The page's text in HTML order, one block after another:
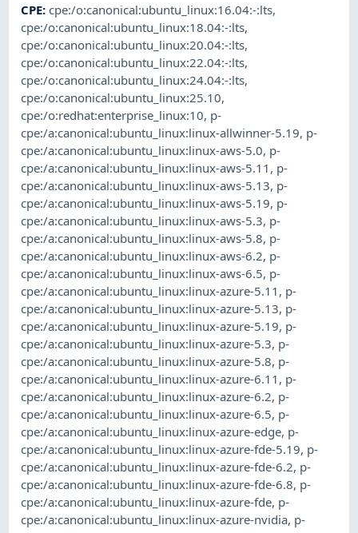
CPE:cpe:/o:canonical:ubuntu_linux:16.04:-:lts,
cpe:/o:canonical:ubuntu_linux:18.04:-:lts,
cpe:/o:canonical:ubuntu_linux:20.04:-:lts,
cpe:/o:canonical:ubuntu_linux:22.04:-:lts,
cpe:/o:canonical:ubuntu_linux:24.04:-:lts,
cpe:/o:canonical:ubuntu_linux:25.10,
cpe:/o:redhat:enterprise_linux:10, p-
cpe:/a:canonical:ubuntu_linux:linux-allwinner-5.19, p-
cpe:/a:canonical:ubuntu_linux:linux-aws-5.0, p-
cpe:/a:canonical:ubuntu_linux:linux-aws-5.11 , p-
cpe:/a:canonical:ubuntu_linux:linux-aws-5.13, p-
cpe:/a:canonical:ubuntu_linux:linux-aws-5.19, p-
cpe:/a:canonical:ubuntu_linux:linux-aws-5.3, p-
cpe:/a:canonical:ubuntu_linux:linux-aws-5.8, p-
cpe:/a:canonical:ubuntu_linux:linux-aws-6.2, p-
cpe:/a:canonical:ubuntu_linux:linux-aws-6.5, p-
cpe:/a:canonical:ubuntu_linux:linux-azure-5.11 , p-
cpe:/a:canonical:ubuntu_linux:linux-azure-5.13, p-
cpe:/a:canonical:ubuntu_linux:linux-azure-5.19, p-
cpe:/a:canonical:ubuntu_linux:linux-azure-5.3, p-
cpe:/a:canonical:ubuntu_linux:linux-azure-5.8, p-
cpe:/a:canonical:ubuntu_linux:linux-azure-6.11 , p-
cpe:/a:canonical:ubuntu_linux:linux-azure-6.2, p-
cpe:/a:canonical:ubuntu_linux:linux-azure-6.5, p-
cpe:/a:canonical:ubuntu_linux:linux-azure-edge, p-
cpe:/a:canonical:ubuntu_linux:linux-azure-fde-5.19, p-
cpe:/a:canonical:ubuntu_linux:linux-azure-fde-6.2, p-
cpe:/a:canonical:ubuntu_linux:linux-azure-fde-6.8, p-
cpe:/a:canonical:ubuntu_linux:linux-azure-fde, p-
cpe:/a:canonical:ubuntu_linux:linux-azure-nvidia, p-